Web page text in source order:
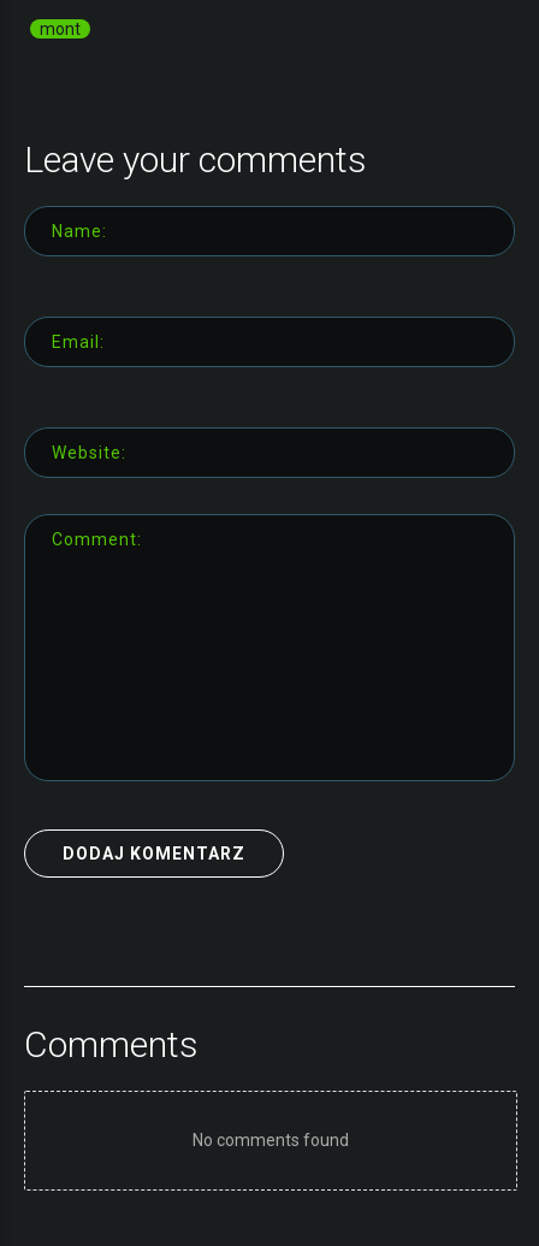
mont
Leave your comments
DODAJ KOMENTARZ
Comments
No comments found